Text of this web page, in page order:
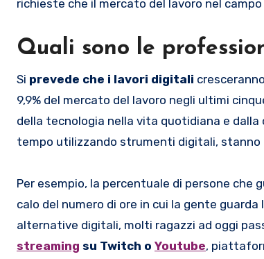
richieste che il mercato del lavoro nel
Quali sono le
Si prevede che i lavori digitali
9,9% del mercato del lavoro negli ultimi
della tecnologia nella vita quotidiana e
tempo utilizzando strumenti digitali, stanno
Per esempio, la percentuale di persone che
calo del numero di ore in cui la gente
alternative digitali, molti ragazzi ad oggi
streaming su Twitch o Youtube,